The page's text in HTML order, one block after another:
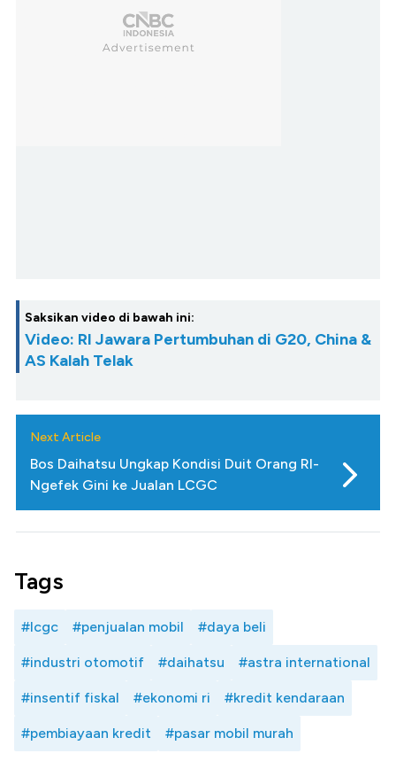
Saksikan video di bawah ini:
Video: RI Jawara Pertumbuhan di G20, China &
AS Kalah Telak
Next Article
Bos Daihatsu Ungkap Kondisi Duit Orang RI-
Ngefek Gini ke Jualan LCGC
Tags
#lcgc #penjualan mobil #daya beli
#industri otomotif #daihatsu #astra international
#insentif fiskal #ekonomi ri #kredit kendaraan
#pembiayaan kredit #pasar mobil murah